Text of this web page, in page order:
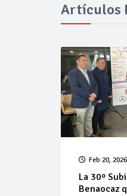
Artículos
Feb 20, 2026
La 30º
Benaocaz